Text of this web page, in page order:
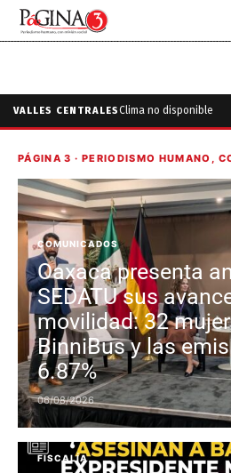
VALLES CENTRALESClima no disponible
PÁGINA 3 · PERIODISMO HUMANO,
COMUNICADOS
Oaxaca presenta
SEDATU sus
movilidad: 32
BinniBus y las
6.87%
06/08/2026
FISCALÍA